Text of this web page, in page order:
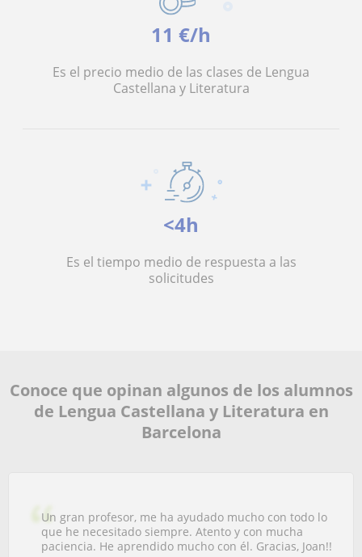
11 €/h
Es el precio medio de las clases de Lengua
Castellana y Literatura
<4h
Es el tiempo medio de respuesta a las
solicitudes
Conoce que opinan algunos de los alumnos
de Lengua Castellana y Literatura en
Barcelona
Un gran profesor, me ha ayudado mucho con todo lo
que he necesitado siempre. Atento y con mucha
paciencia. He aprendido mucho con él. Gracias, Joan!!